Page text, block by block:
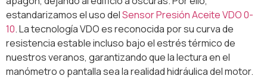
estandarizamos el uso delSensor Presión Aceite VDO 0-
10. La tecnología VDO es reconocida por su curva de
resistencia estable incluso bajo el estrés térmico de
nuestros veranos, garantizando que la lectura en el
manómetro o pantalla sea la realidad hidráulica del motor.